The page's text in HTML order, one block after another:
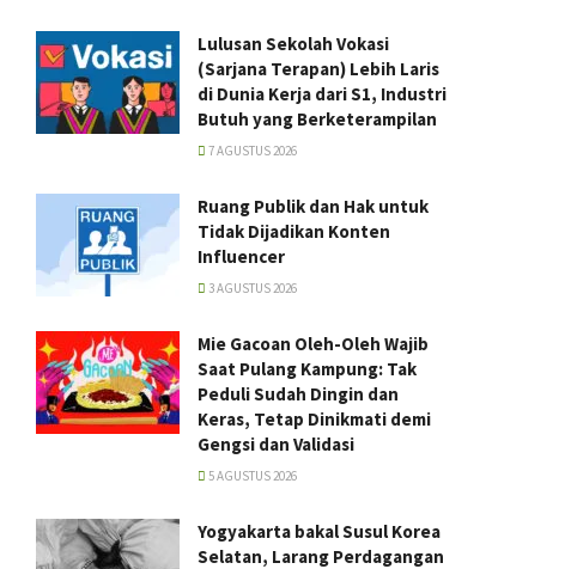
Lulusan Sekolah Vokasi
(Sarjana Terapan) Lebih Laris
di Dunia Kerja dari S1, Industri
Butuh yang Berketerampilan
7 AGUSTUS 2026
Ruang Publik dan Hak untuk
Tidak Dijadikan Konten
Influencer
3 AGUSTUS 2026
Mie Gacoan Oleh-Oleh Wajib
Saat Pulang Kampung: Tak
Peduli Sudah Dingin dan
Keras, Tetap Dinikmati demi
Gengsi dan Validasi
5 AGUSTUS 2026
Yogyakarta bakal Susul Korea
Selatan, Larang Perdagangan